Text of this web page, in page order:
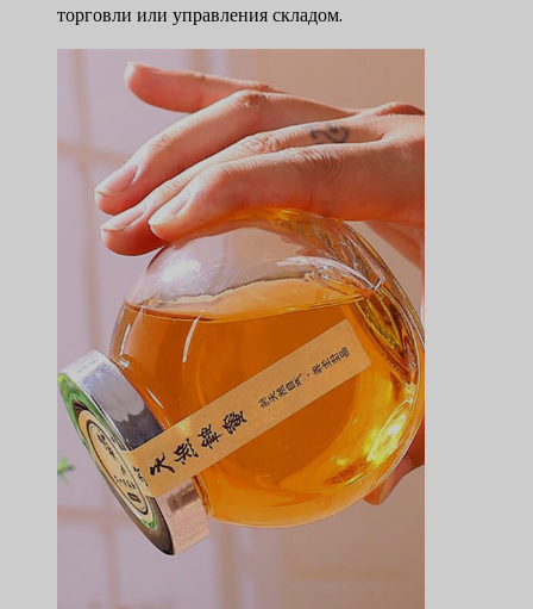
торговли или управления складом.